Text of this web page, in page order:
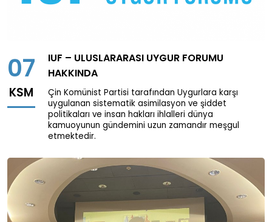
07
KSM
IUF – ULUSLARARASI UYGUR FORUMU
HAKKINDA
Çin Komünist Partisi tarafından Uygurlara karşı
uygulanan sistematik asimilasyon ve şiddet
politikaları ve insan hakları ihlalleri dünya
kamuoyunun gündemini uzun zamandır meşgul
etmektedir.